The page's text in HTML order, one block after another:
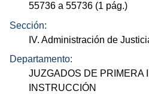
55736 a 55736 (1 pág.)
Sección:
IV. Administración de
Departamento:
JUZGADOS DE PRIMERA
INSTRUCCIÓN